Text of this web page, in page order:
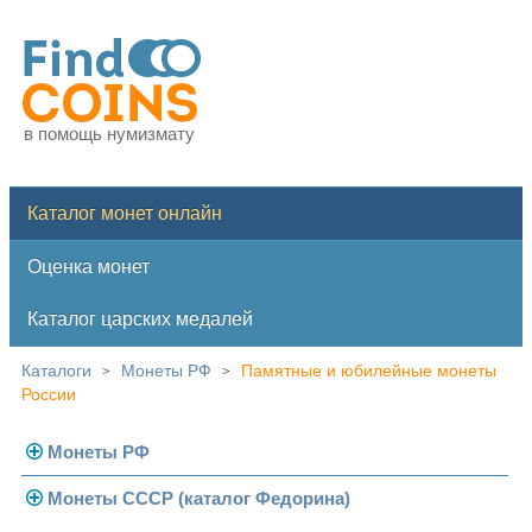
в помощь нумизмату
Каталог монет онлайн
Оценка монет
Каталог царских медалей
Каталоги > Монеты РФ >
Памятные и юбилейные монеты
России
Монеты РФ
Современная Россия
Монеты СССР (каталог Федорина)